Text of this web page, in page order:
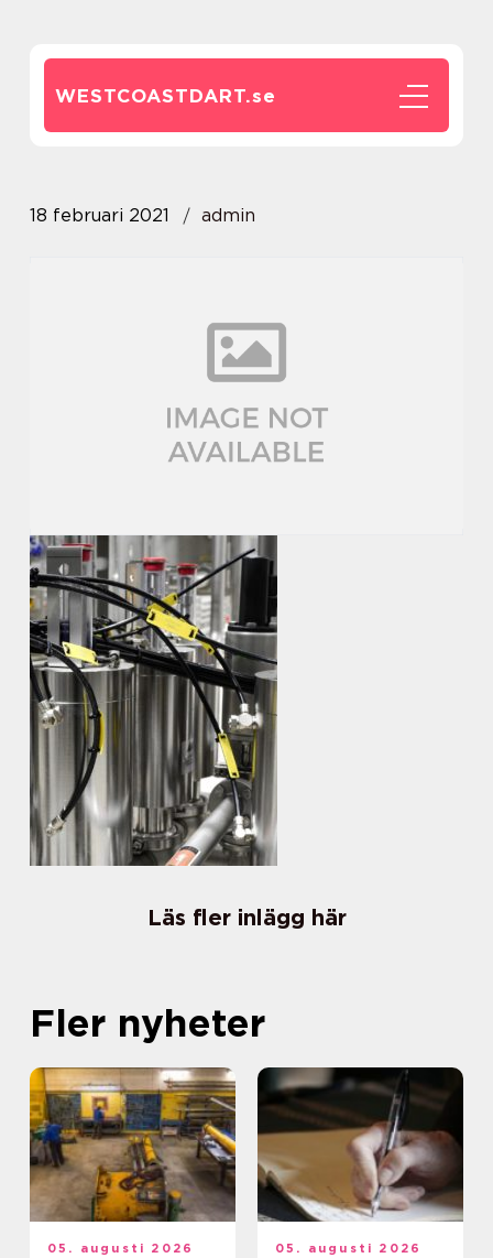
WESTCOASTDART.se
18 februari 2021 admin
Läs fler inlägg här
Fler nyheter
05. augusti 2026 05. augusti 2026